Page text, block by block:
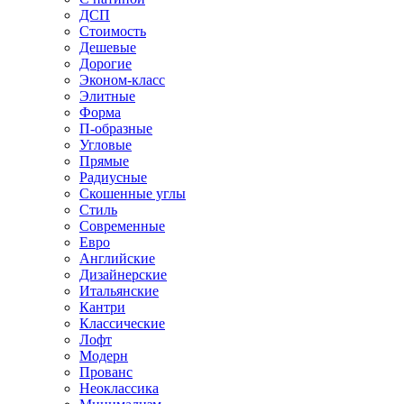
ДСП
Стоимость
Дешевые
Дорогие
Эконом-класс
Элитные
Форма
П-образные
Угловые
Прямые
Радиусные
Скошенные углы
Стиль
Современные
Евро
Английские
Дизайнерские
Итальянские
Кантри
Классические
Лофт
Модерн
Прованс
Неоклассика